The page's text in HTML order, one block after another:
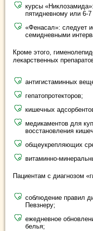
курсы
пятидневному или 6-
«Фенасал»: следует
семидневными
Кроме этого,
лекарственных
антигистаминных
гепатопротекторов;
кишечных
медикаментов для
восстановления
общеукрепляющих
витаминно-
Пациентам с диагнозом
соблюдение правил
Певзнеру;
ежедневное
белья;